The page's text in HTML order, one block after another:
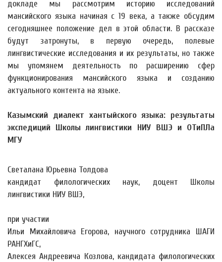
докладе мы рассмотрим историю исследований
мансийского языка начиная с 19 века, а также обсудим
сегодняшнее положение дел в этой области. В рассказе
будут затронуты, в первую очередь, полевые
лингвистические исследования и их результаты, но также
мы упомянем деятельность по расширению сфер
функционирования мансийского языка и созданию
актуального контента на языке.
Казымский диалект хантыйского языка: результаты
экспедиций Школы лингвистики НИУ ВШЭ и ОТиПЛа
МГУ
Светалана Юрьевна Толдова
кандидат филологических наук, доцент Школы
лингвистики НИУ ВШЭ,
при участии
Ильи Михайловича Егорова, научного сотрудника ШАГИ
РАНГХиГС,
Алексея Андреевича Козлова, кандидата филологических